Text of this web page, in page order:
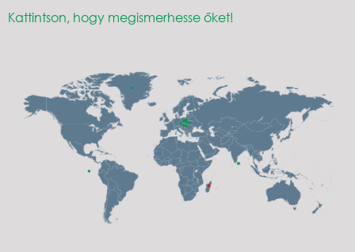
Kattintson, hogy megismerhesse őket!